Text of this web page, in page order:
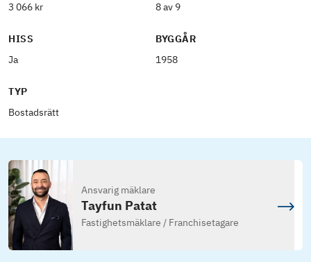
3 066 kr
8 av 9
HISS
Ja
BYGGÅR
1958
TYP
Bostadsrätt
Ansvarig mäklare
Tayfun Patat
Fastighetsmäklare / Franchisetagare